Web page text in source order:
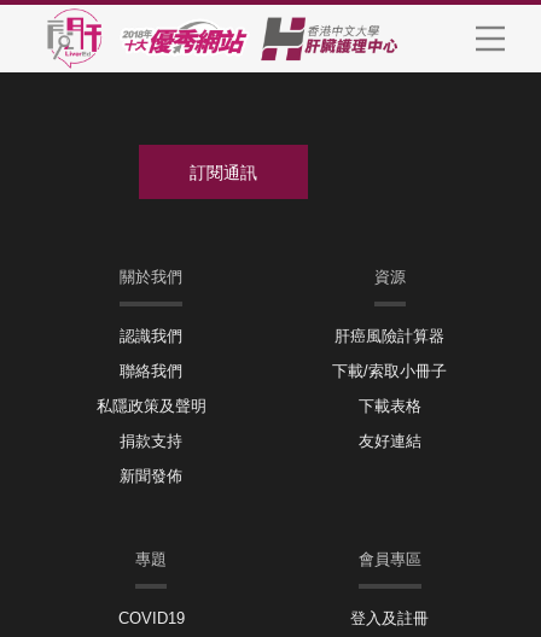
關於我們
認識我們
聯絡我們
私隱政策及聲明
捐款支持
新聞發佈
資源
肝癌風險計算器
下載/索取小冊子
下載表格
友好連結
專題
COVID19
會員專區
登入及註冊